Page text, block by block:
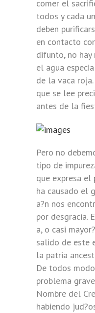
comer el
todos y cada
deben
en contacto
difunto, no hay
el agua
de la vaca
que se lee
antes de la
Pero no
tipo de
que expresa el
ha causado el
a?n nos
por desgracia.
a, o casi
salido de este
la patria
De todos
problema
Nombre del
habiendo